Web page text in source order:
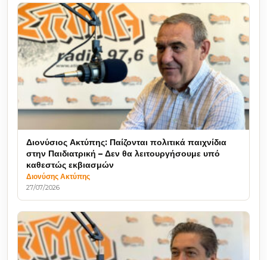
Διονύσιος Ακτύπης: Παίζονται πολιτικά παιχνίδια
στην Παιδιατρική – Δεν θα λειτουργήσουμε υπό
καθεστώς εκβιασμών
Διονύσης Ακτύπης
27/07/2026